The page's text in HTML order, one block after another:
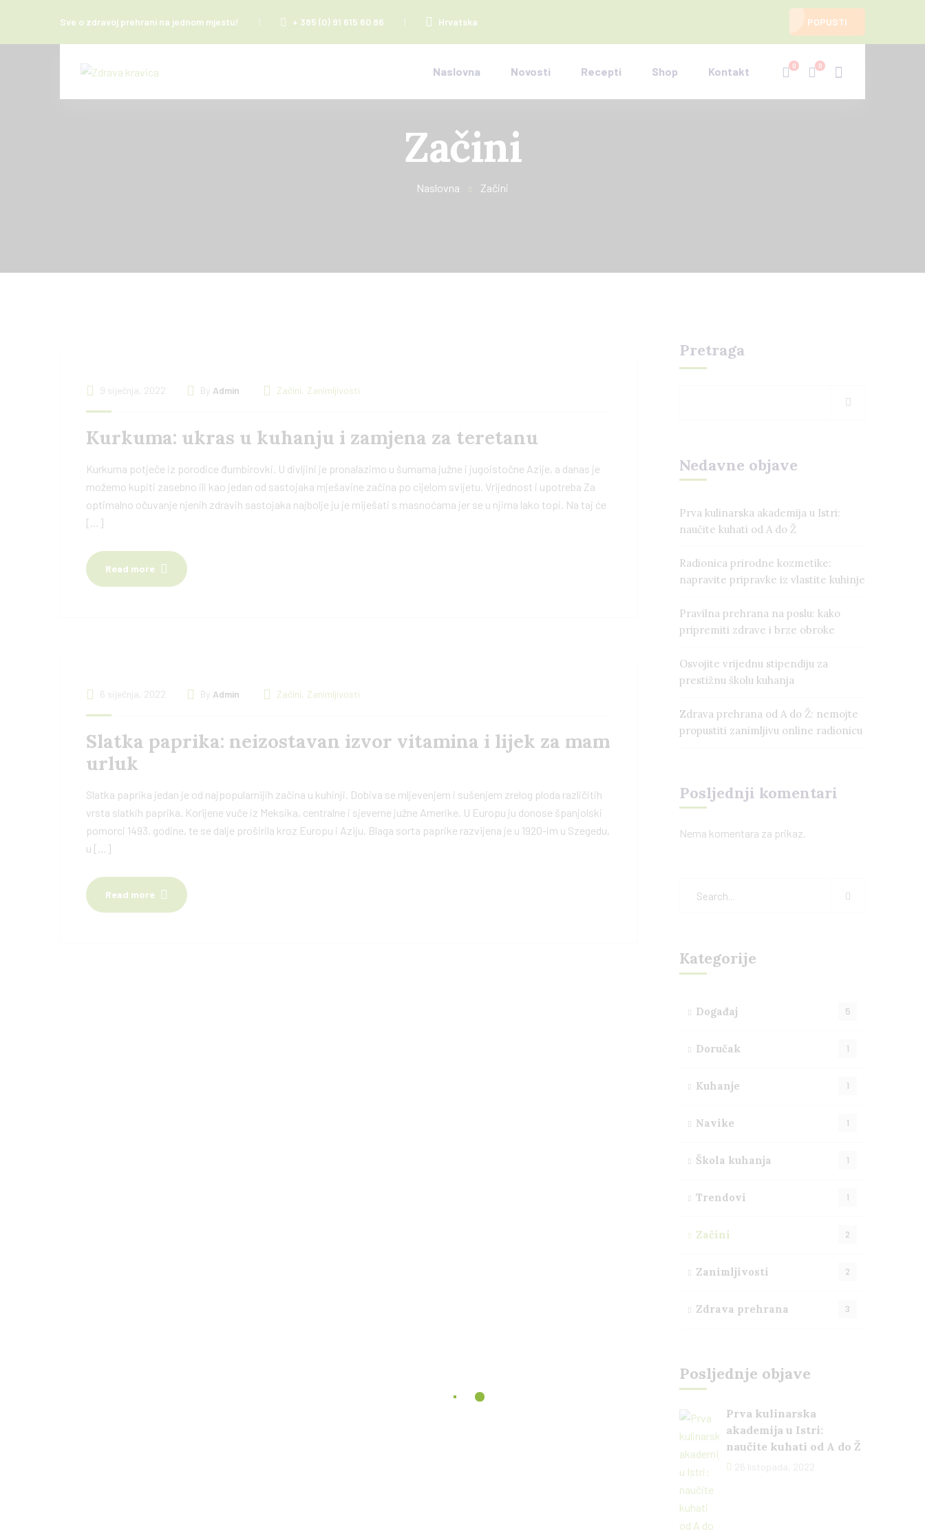
Sve o zdravoj prehrani na jednom mjestu! + 385 (0) 91 615 60 86 Hrvatska POPUSTI
Naslovna Novosti Recepti Shop Kontakt 0 0
Začini
Naslovna Začini
9 siječnja, 2022 By Admin Začini, Zanimljivosti
Kurkuma: ukras u kuhanju i zamjena za teretanu
Kurkuma potječe iz porodice đumbirovki. U divljini je pronalazimo u šumama južne i jugoistočne Azije, a danas je
možemo kupiti zasebno ili kao jedan od sastojaka mješavine začina po cijelom svijetu. Vrijednost i upotreba Za
optimalno očuvanje njenih zdravih sastojaka najbolje ju je miješati s masnoćama jer se u njima lako topi. Na taj će
[…]
Read more
6 siječnja, 2022 By Admin Začini, Zanimljivosti
Slatka paprika: neizostavan izvor vitamina i lijek za mam
urluk
Slatka paprika jedan je od najpopularnijih začina u kuhinji. Dobiva se mljevenjem i sušenjem zrelog ploda različitih
vrsta slatkih paprika. Korijene vuče iz Meksika, centralne i sjeverne južne Amerike. U Europu ju donose španjolski
pomorci 1493. godine, te se dalje proširila kroz Europu i Aziju. Blaga sorta paprike razvijena je u 1920-im u Szegedu,
u […]
Read more
Pretraga
Nedavne objave
Prva kulinarska akademija u Istri:
naučite kuhati od A do Ž
Radionica prirodne kozmetike:
napravite pripravke iz vlastite kuhinje
Pravilna prehrana na poslu: kako
pripremiti zdrave i brze obroke
Osvojite vrijednu stipendiju za
prestižnu školu kuhanja
Zdrava prehrana od A do Ž: nemojte
propustiti zanimljivu online radionicu
Posljednji komentari
Nema komentara za prikaz.
Kategorije
Događaj 5
Doručak 1
Kuhanje 1
Navike 1
Škola kuhanja 1
Trendovi 1
Začini 2
Zanimljivosti 2
Zdrava prehrana 3
Posljednje objave
Prva kulinarska
akademija u Istri:
naučite kuhati od A do Ž
26 listopada, 2022